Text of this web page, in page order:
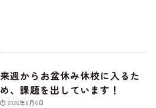
来週からお盆休み休校に入るた
め、課題を出しています！
2026年8月6日